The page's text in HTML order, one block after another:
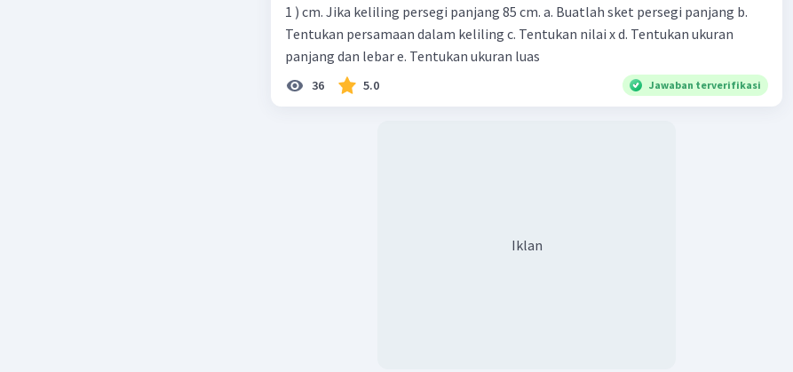
1 ) cm. Jika keliling persegi panjang 85 cm. a. Buatlah sket persegi panjang b.
Tentukan persamaan dalam keliling c. Tentukan nilai x d. Tentukan ukuran
panjang dan lebar e. Tentukan ukuran luas
36 5.0 Jawaban terverifikasi
Iklan